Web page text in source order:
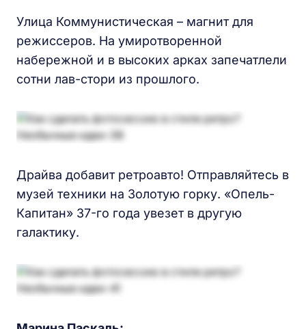
Улица Коммунистическая – магнит для
режиссеров. На умиротворенной
набережной и в высоких арках запечатлели
сотни лав-стори из прошлого.
Драйва добавит ретроавто! Отправляйтесь в
музей техники на Золотую горку. «Опель-
Капитан» 37-го года увезет в другую
галактику.